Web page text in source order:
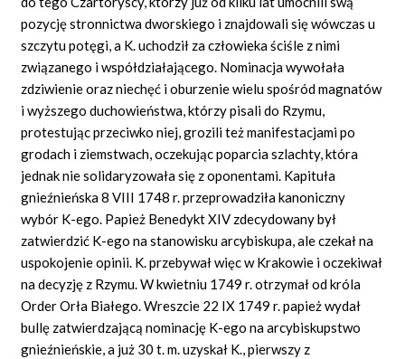
pozycję stronnictwa dworskiego i znajdowali się wówczas u
szczytu potęgi, a K. uchodził za człowieka ściśle z nimi
związanego i współdziałającego. Nominacja wywołała
zdziwienie oraz niechęć i oburzenie wielu spośród magnatów
i wyższego duchowieństwa, którzy pisali do Rzymu,
protestując przeciwko niej, grozili też manifestacjami po
grodach i ziemstwach, oczekując poparcia szlachty, która
jednak nie solidaryzowała się z oponentami. Kapituła
gnieźnieńska 8 VIII 1748 r. przeprowadziła kanoniczny
wybór K-ego. Papież Benedykt XIV zdecydowany był
zatwierdzić K-ego na stanowisku arcybiskupa, ale czekał na
uspokojenie opinii. K. przebywał więc w Krakowie i oczekiwał
na decyzję z Rzymu. W kwietniu 1749 r. otrzymał od króla
Order Orła Białego. Wreszcie 22 IX 1749 r. papież wydał
bullę zatwierdzającą nominację K-ego na arcybiskupstwo
gnieźnieńskie, a już 30 t. m. uzyskał K., pierwszy z